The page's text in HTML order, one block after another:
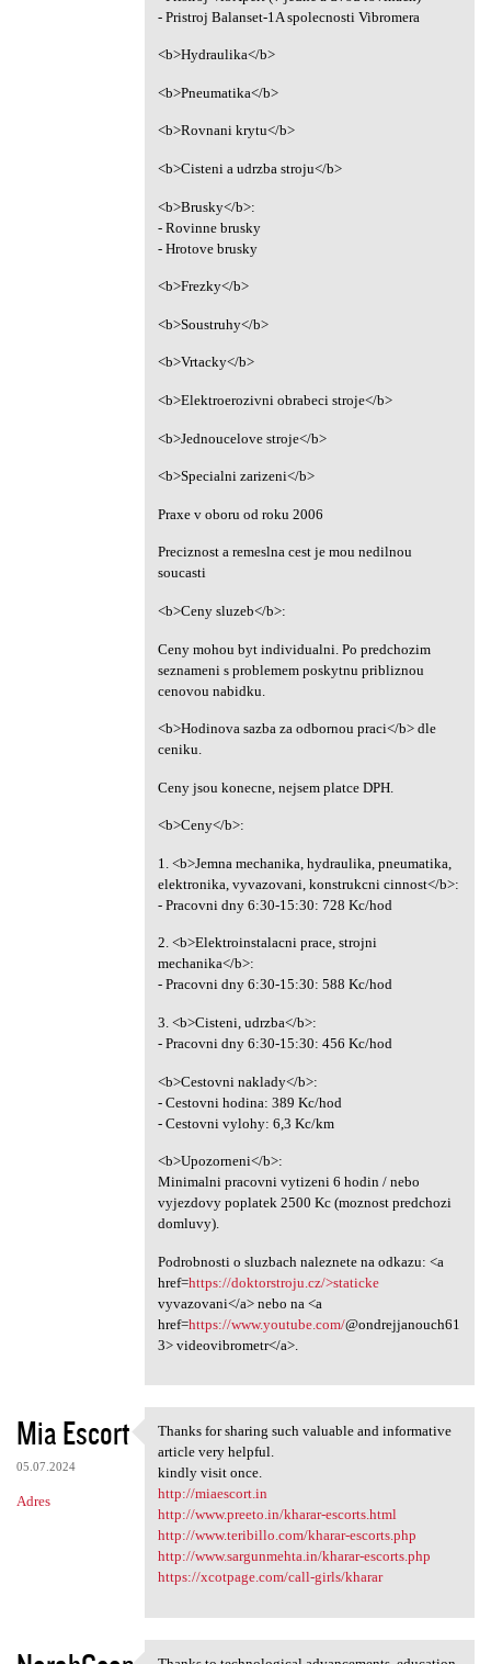
- Pristroj Balanset-1A spolecnosti Vibromera
<b>Hydraulika</b>
<b>Pneumatika</b>
<b>Rovnani krytu</b>
<b>Cisteni a udrzba stroju</b>
<b>Brusky</b>:
- Rovinne brusky
- Hrotove brusky
<b>Frezky</b>
<b>Soustruhy</b>
<b>Vrtacky</b>
<b>Elektroerozivni obrabeci stroje</b>
<b>Jednoucelove stroje</b>
<b>Specialni zarizeni</b>
Praxe v oboru od roku 2006
Preciznost a remeslna cest je mou nedilnou
soucasti
<b>Ceny sluzeb</b>:
Ceny mohou byt individualni. Po predchozim
seznameni s problemem poskytnu pribliznou
cenovou nabidku.
<b>Hodinova sazba za odbornou praci</b> dle
ceniku.
Ceny jsou konecne, nejsem platce DPH.
<b>Ceny</b>:
1. <b>Jemna mechanika, hydraulika, pneumatika,
elektronika, vyvazovani, konstrukcni cinnost</b>:
- Pracovni dny 6:30-15:30: 728 Kc/hod
2. <b>Elektroinstalacni prace, strojni
mechanika</b>:
- Pracovni dny 6:30-15:30: 588 Kc/hod
3. <b>Cisteni, udrzba</b>:
- Pracovni dny 6:30-15:30: 456 Kc/hod
<b>Cestovni naklady</b>:
- Cestovni hodina: 389 Kc/hod
- Cestovni vylohy: 6,3 Kc/km
<b>Upozorneni</b>:
Minimalni pracovni vytizeni 6 hodin / nebo
vyjezdovy poplatek 2500 Kc (moznost predchozi
domluvy).
Podrobnosti o sluzbach naleznete na odkazu: <a
href=https://doktorstroju.cz/>staticke
vyvazovani</a> nebo na <a
href=https://www.youtube.com/@ondrejjanouch61
3> videovibrometr</a>.
Mia Escort
05.07.2024
Adres
Thanks for sharing such
Thanks for sharing such valuable and informative
article very helpful.
kindly visit once.
http://miaescort.in
http://www.preeto.in/kharar-escorts.html
http://www.teribillo.com/kharar-escorts.php
http://www.sargunmehta.in/kharar-escorts.php
https://xcotpage.com/call-girls/kharar